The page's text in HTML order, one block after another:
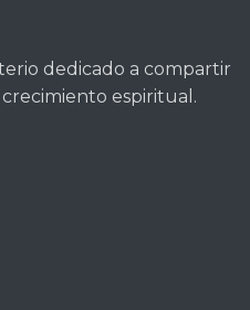
dedicado a compartir
espiritual.